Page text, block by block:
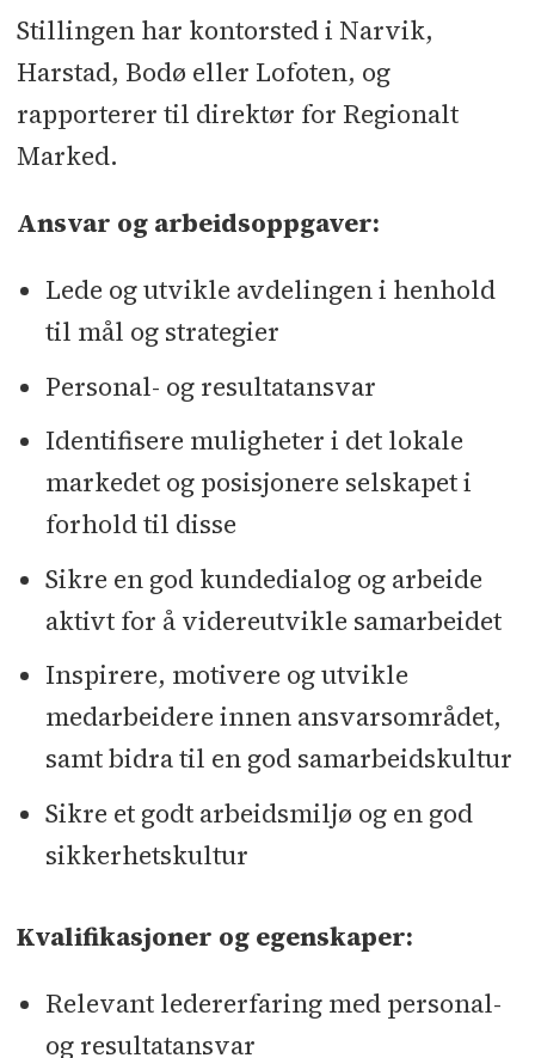
Stillingen har kontorsted i Narvik,
Harstad, Bodø eller Lofoten, og
rapporterer til direktør for Regionalt
Marked.
Ansvar og arbeidsoppgaver:
Lede og utvikle avdelingen i henhold
til mål og strategier
Personal- og resultatansvar
Identifisere muligheter i det lokale
markedet og posisjonere selskapet i
forhold til disse
Sikre en god kundedialog og arbeide
aktivt for å videreutvikle samarbeidet
Inspirere, motivere og utvikle
medarbeidere innen ansvarsområdet,
samt bidra til en god samarbeidskultur
Sikre et godt arbeidsmiljø og en god
sikkerhetskultur
Kvalifikasjoner og egenskaper:
Relevant ledererfaring med personal-
og resultatansvar